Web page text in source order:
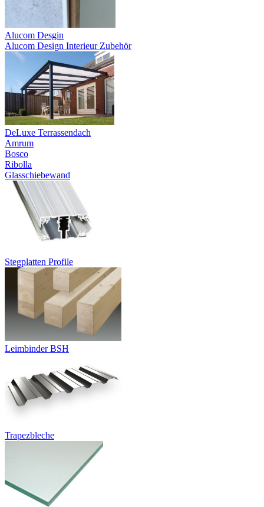
Alucom Desgin
Alucom Design Interieur Zubehör
DeLuxe Terrassendach
Amrum
Bosco
Ribolla
Glasschiebewand
Stegplatten Profile
Leimbinder BSH
Trapezbleche